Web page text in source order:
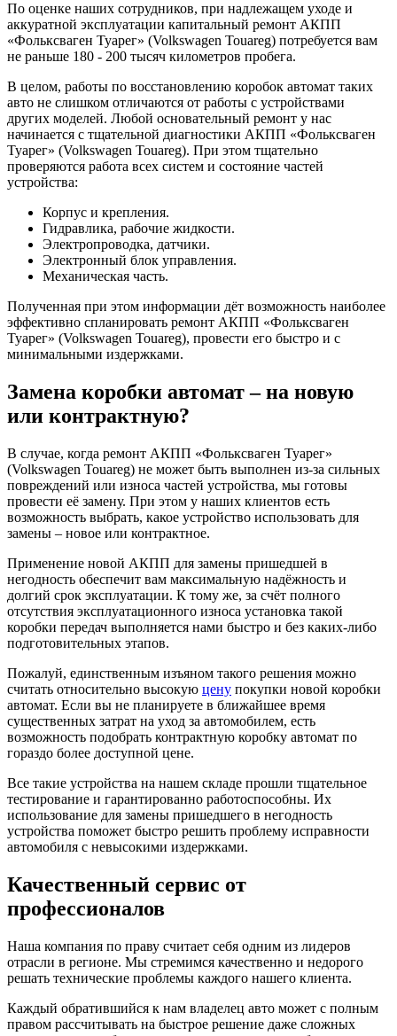
По оценке наших сотрудников, при надлежащем уходе и
аккуратной эксплуатации капитальный ремонт АКПП
«Фольксваген Туарег» (Volkswagen Touareg) потребуется вам
не раньше 180 - 200 тысяч километров пробега.
В целом, работы по восстановлению коробок автомат таких
авто не слишком отличаются от работы с устройствами
других моделей. Любой основательный ремонт у нас
начинается с тщательной диагностики АКПП «Фольксваген
Туарег» (Volkswagen Touareg). При этом тщательно
проверяются работа всех систем и состояние частей
устройства:
Корпус и крепления.
Гидравлика, рабочие жидкости.
Электропроводка, датчики.
Электронный блок управления.
Механическая часть.
Полученная при этом информации дёт возможность наиболее
эффективно спланировать ремонт АКПП «Фольксваген
Туарег» (Volkswagen Touareg), провести его быстро и с
минимальными издержками.
Замена коробки автомат – на новую
или контрактную?
В случае, когда ремонт АКПП «Фольксваген Туарег»
(Volkswagen Touareg) не может быть выполнен из-за сильных
повреждений или износа частей устройства, мы готовы
провести её замену. При этом у наших клиентов есть
возможность выбрать, какое устройство использовать для
замены – новое или контрактное.
Применение новой АКПП для замены пришедшей в
негодность обеспечит вам максимальную надёжность и
долгий срок эксплуатации. К тому же, за счёт полного
отсутствия эксплуатационного износа установка такой
коробки передач выполняется нами быстро и без каких-либо
подготовительных этапов.
Пожалуй, единственным изъяном такого решения можно
считать относительно высокую цену покупки новой коробки
автомат. Если вы не планируете в ближайшее время
существенных затрат на уход за автомобилем, есть
возможность подобрать контрактную коробку автомат по
гораздо более доступной цене.
Все такие устройства на нашем складе прошли тщательное
тестирование и гарантированно работоспособны. Их
использование для замены пришедшего в негодность
устройства поможет быстро решить проблему исправности
автомобиля с невысокими издержками.
Качественный сервис от
профессионалов
Наша компания по праву считает себя одним из лидеров
отрасли в регионе. Мы стремимся качественно и недорого
решать технические проблемы каждого нашего клиента.
Каждый обратившийся к нам владелец авто может с полным
правом рассчитывать на быстрое решение даже сложных